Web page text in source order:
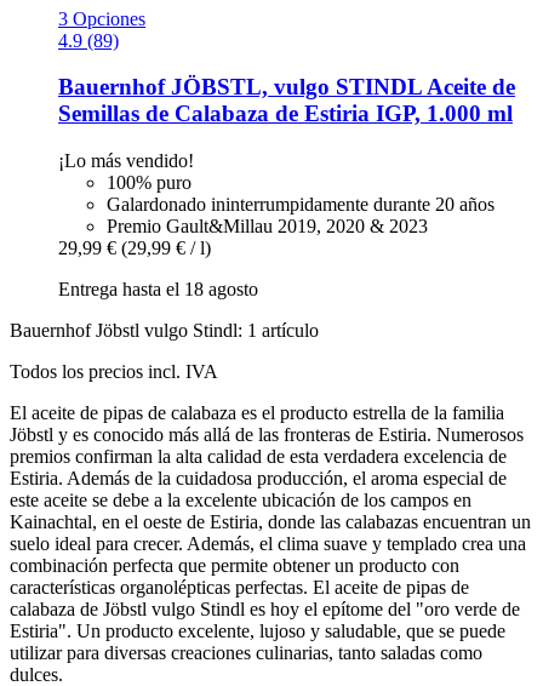
3 Opciones
4.9 (89)
Bauernhof JÖBSTL, vulgo STINDLAceite de
Semillas de Calabaza de Estiria IGP, 1.000 ml
¡Lo más vendido!
100% puro
Galardonado ininterrumpidamente durante 20 años
Premio Gault&Millau 2019, 2020 & 2023
29,99 € (29,99 € / l)
Entrega hasta el 18 agosto
Bauernhof Jöbstl vulgo Stindl: 1 artículo
Todos los precios incl. IVA
El aceite de pipas de calabaza es el producto estrella de la familia
Jöbstl y es conocido más allá de las fronteras de Estiria. Numerosos
premios confirman la alta calidad de esta verdadera excelencia de
Estiria. Además de la cuidadosa producción, el aroma especial de
este aceite se debe a la excelente ubicación de los campos en
Kainachtal, en el oeste de Estiria, donde las calabazas encuentran un
suelo ideal para crecer. Además, el clima suave y templado crea una
combinación perfecta que permite obtener un producto con
características organolépticas perfectas. El aceite de pipas de
calabaza de Jöbstl vulgo Stindl es hoy el epítome del "oro verde de
Estiria". Un producto excelente, lujoso y saludable, que se puede
utilizar para diversas creaciones culinarias, tanto saladas como
dulces.